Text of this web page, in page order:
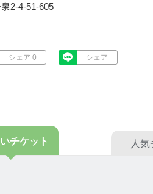
2-4-51-605
ーヒーリングとは、【風の時代・頭
る】
1Day基礎コース
２Days基礎コース
らし1Dayマスターコース（波のリ
シェア 0 シェア
チケット 人気